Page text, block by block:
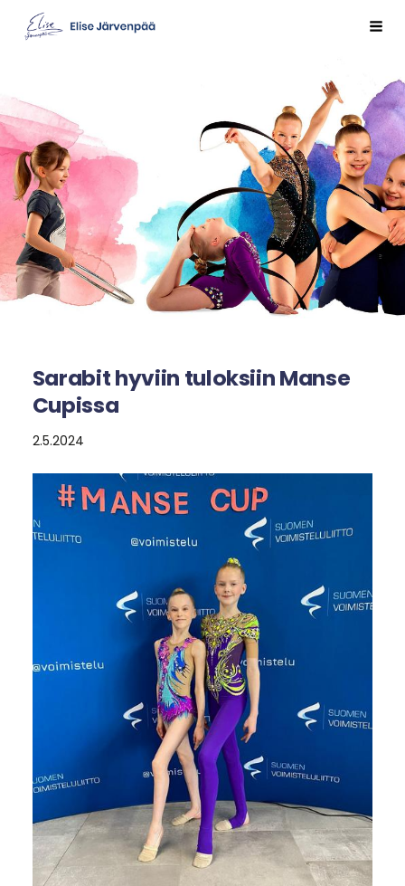
Siirry
sivun
Sivuston etusivulle
Sarabit hyviin tuloksiin Manse
Cupissa
2.5.2024